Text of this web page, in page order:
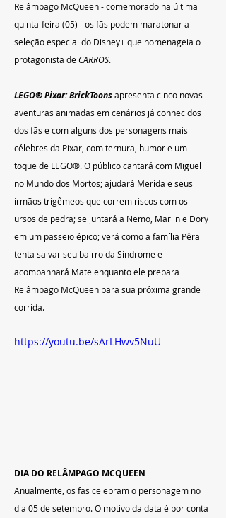
Relâmpago McQueen - comemorado na última
quinta-feira (05) - os fãs podem maratonar a
seleção especial do Disney+ que homenageia o
protagonista de CARROS.
LEGO® Pixar: BrickToons apresenta cinco novas
aventuras animadas em cenários já conhecidos
dos fãs e com alguns dos personagens mais
célebres da Pixar, com ternura, humor e um
toque de LEGO®. O público cantará com Miguel
no Mundo dos Mortos; ajudará Merida e seus
irmãos trigêmeos que correm riscos com os
ursos de pedra; se juntará a Nemo, Marlin e Dory
em um passeio épico; verá como a família Pêra
tenta salvar seu bairro da Síndrome e
acompanhará Mate enquanto ele prepara
Relâmpago McQueen para sua próxima grande
corrida.
https://youtu.be/sArLHwv5NuU
DIA DO RELÂMPAGO MCQUEEN
Anualmente, os fãs celebram o personagem no
dia 05 de setembro. O motivo da data é por conta